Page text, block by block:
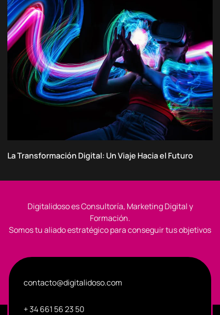
La Transformación Digital: Un Viaje Hacia el Futuro
Digitalidoso es Consultoría, Marketing Digital y
Formación.
Somos tu aliado estratégico para conseguir tus objetivos
contacto@digitalidoso.com
+ 34 661 56 23 50